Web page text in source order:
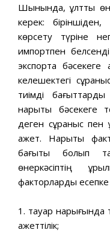
Шынында, ұлттық
керек:
көрсету түріне
импортпен
экспортқа
келешектегі
тиімді бағыттарды
нарықтық
деген сұраныс пен
қажет. Нарықтық
бағыты болып
өнеркəсіптің
факторларды есепке
1. тауар нарығында
қажеттілік;